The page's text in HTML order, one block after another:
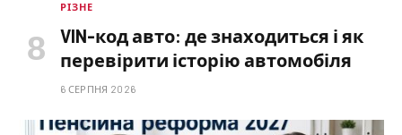
РІЗНЕ
VIN-код авто: де знаходиться і як
перевірити історію автомобіля
6 СЕРПНЯ 2026